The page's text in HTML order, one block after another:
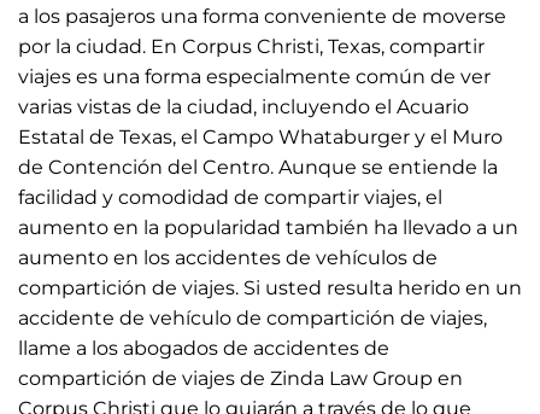
i
n
g
s
l
s
r
a los pasajeros una forma conveniente de moverse
por la ciudad. En Corpus Christi, Texas, compartir
viajes es una forma especialmente común de ver
varias vistas de la ciudad, incluyendo el Acuario
Estatal de Texas, el Campo Whataburger y el Muro
de Contención del Centro. Aunque se entiende la
facilidad y comodidad de compartir viajes, el
aumento en la popularidad también ha llevado a un
aumento en los accidentes de vehículos de
compartición de viajes. Si usted resulta herido en un
accidente de vehículo de compartición de viajes,
llame a los abogados de accidentes de
compartición de viajes de Zinda Law Group en
Corpus Christi que lo guiarán a través de lo que